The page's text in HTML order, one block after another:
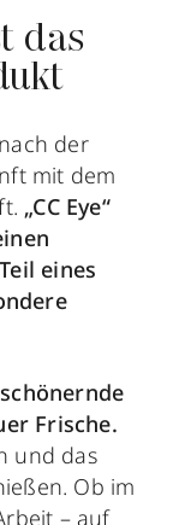
das
nach der
mit dem
„CC Eye“
eines
Frische.
und das
Ob im
– auf